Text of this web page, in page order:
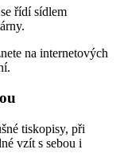
řídí sídlem
na internetových
tiskopisy, při
vzít s sebou i